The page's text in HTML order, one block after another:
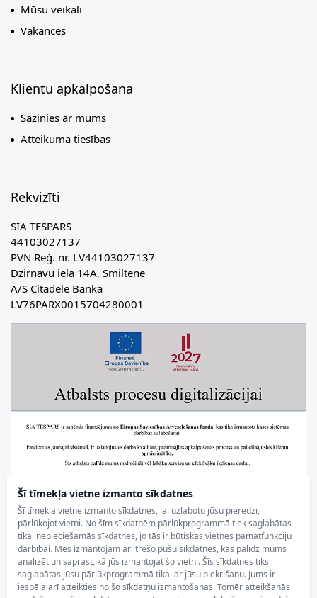
Šī tīmekļa vietne izmanto sīkdatnes
Šī tīmekļa vietne izmanto sīkdatnes, lai uzlabotu jūsu pieredzi,
pārlūkojot vietni. No šīm sīkdatnēm pārlūkprogrammā tiek saglabātas
tikai nepieciešamās sīkdatnes, jo tās ir būtiskas vietnes pamatfunkciju
darbībai. Mēs izmantojam arī trešo pušu sīkdatnes, kas palīdz mums
analizēt un saprast, kā jūs izmantojat šo vietni. Šīs sīkdatnes tiks
saglabātas jūsu pārlūkprogrammā tikai ar jūsu piekrišanu. Jums ir
iespēja arī atteikties no šo sīkdatņu izmantošanas. Tomēr atteikšanās
Mūsu veikali
Vakances
Klientu apkalpošana
Sazinies ar mums
Atteikuma tiesības
Rekvizīti
SIA TESPARS
44103027137
PVN Reģ. nr. LV44103027137
Dzirnavu iela 14A, Smiltene
A/S Citadele Banka
LV76PARX0015704280001